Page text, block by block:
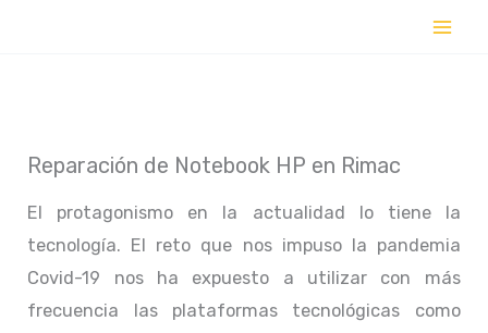
Reparación de Notebook HP en Rimac
El protagonismo en la actualidad lo tiene la
tecnología. El reto que nos impuso la pandemia
Covid-19 nos ha expuesto a utilizar con más
frecuencia las plataformas tecnológicas como